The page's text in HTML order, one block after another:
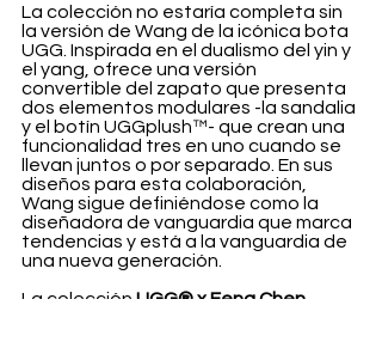
La colección no estaría completa sin
la versión de Wang de la icónica bota
UGG. Inspirada en el dualismo del yin y
el yang, ofrece una versión
convertible del zapato que presenta
dos elementos modulares -la sandalia
y el botín UGGplush™- que crean una
funcionalidad tres en uno cuando se
llevan juntos o por separado. En sus
diseños para esta colaboración,
Wang sigue definiéndose como la
diseñadora de vanguardia que marca
tendencias y está a la vanguardia de
una nueva generación.
La colección UGG® x Feng Chen